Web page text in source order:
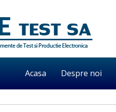
Acasa Despre noi